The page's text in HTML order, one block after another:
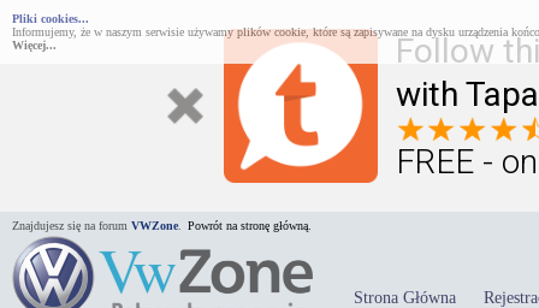
Follow
with
FREE -
Pliki cookies...
Informujemy, że w naszym serwisie używamy plików cookie, które są zapisywane na dysku urządzenia
Więcej...
Znajdujesz się na forum VWZone Powrót na stronę główną.
Strona Główna